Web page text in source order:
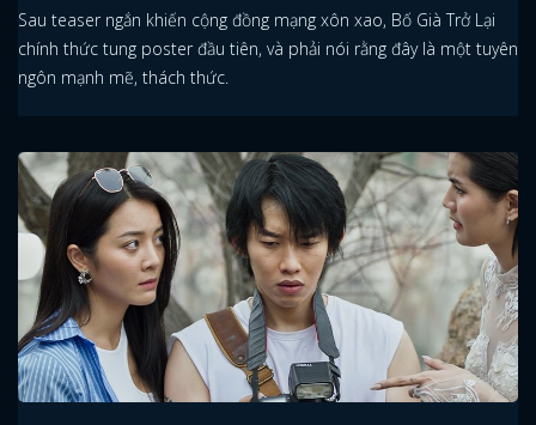
Sau teaser ngắn khiến cộng đồng mạng xôn xao, Bố Già Trở Lại
chính thức tung poster đầu tiên, và phải nói rằng đây là một tuyên
ngôn mạnh mẽ, thách thức.